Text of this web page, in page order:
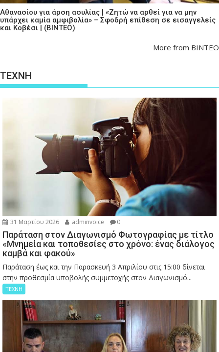
Αθανασίου για άρση ασυλίας | «Ζητώ να αρθεί για να μην
υπάρχει καμία αμφιβολία» – Σφοδρή επίθεση σε εισαγγελείς
και Κοβέσι | (ΒΙΝΤΕΟ)
More from ΒΙΝΤΕΟ
ΤΕΧΝΗ
31 Μαρτίου 2026 adminvoice 0
Παράταση στον Διαγωνισμό Φωτογραφίας με τίτλο
«Μνημεία και τοποθεσίες στο χρόνο: ένας διάλογος
καμβά και φακού»
Παράταση έως και την Παρασκευή 3 Απριλίου στις 15:00 δίνεται
στην προθεσμία υποβολής συμμετοχής στον Διαγωνισμό...
ΤΕΧΝΗ